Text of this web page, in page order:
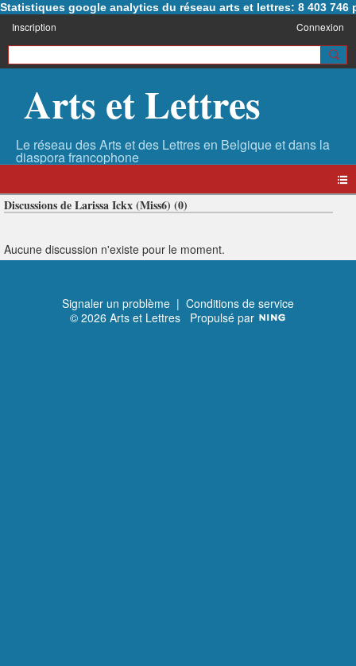
Statistiques google analytics du réseau arts et lettres: 8 403 746
Inscription Connexion
Arts et Lettres
Discussions de Larissa Ickx (Miss6) (0)
Aucune discussion n'existe pour le moment.
Signaler un problème | Conditions de service
© 2026 Arts et Lettres Propulsé par